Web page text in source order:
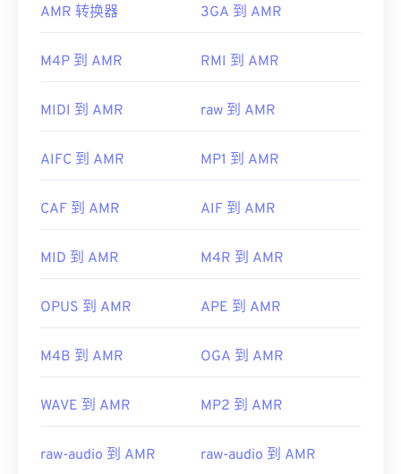
数3G 移动设备都可以打开它们。AMR 也可以使用
来打开。
可以打开 AMR 文件。您可以从SourceForge.net
且主要处理窄带信号，因此不适合用于音乐文件。
首次发行：1999年
Rate_audio_codec
AMR 转换器 3GA 到 AMR
M4P 到 AMR RMI 到 AMR
MIDI 到 AMR raw 到 AMR
AIFC 到 AMR MP1 到 AMR
CAF 到 AMR AIF 到 AMR
MID 到 AMR M4R 到 AMR
OPUS 到 AMR APE 到 AMR
M4B 到 AMR OGA 到 AMR
WAVE 到 AMR MP2 到 AMR
raw-audio 到 AMR raw-audio 到 AMR